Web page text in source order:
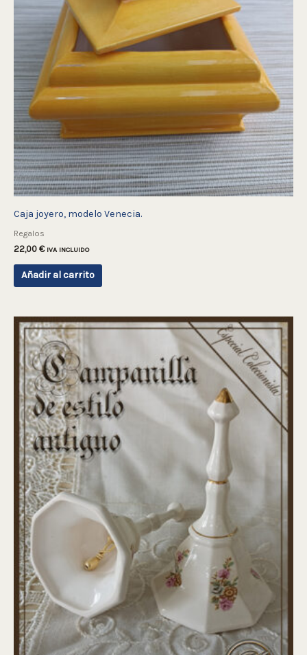
Caja joyero, modelo Venecia.
Regalos
22,00 € IVA INCLUIDO
Añadir al carrito